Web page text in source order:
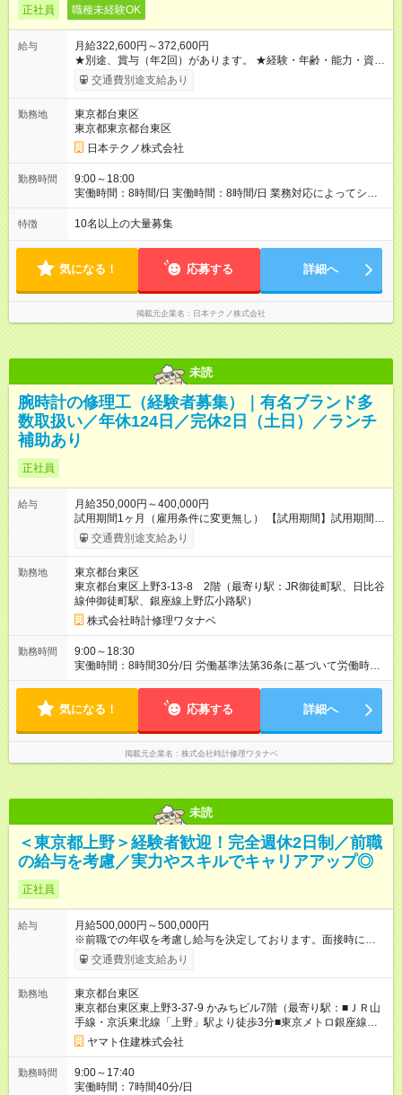
正社員 職種未経験OK
給与
月給322,600円～372,600円
★別途、賞与（年2回）があります。 ★経験・年齢・能力・資格
などを考慮して、加給優遇します。 ※3ヶ月間の試用期間があり
ます。期間中の雇用形態・給与・待遇に差異はありません。
給与は本採用時と同じです。
交通費別途支給あり
勤務地
東京都台東区
東京都東京都台東区
日本テクノ株式会社
勤務時間
9:00～18:00
実働時間：8時間/日 実働時間：8時間/日 業務対応によってシフ
ト勤務もあります
特徴 10名以上の大量募集
気になる！ 応募する 詳細へ
掲載元企業名 日本テクノ株式会社
未読
腕時計の修理工（経験者募集）｜有名ブランド多
数取扱い／年休124日／完休2日（土日）／ランチ
補助あり
正社員
給与
月給350,000円～400,000円
試用期間1ヶ月（雇用条件に変更無し） 【試用期間】試用期間あ
り 試用期間の長さ：1ヶ月 雇用形態、給与は本採用時と同じで
す。
交通費別途支給あり
勤務地
東京都台東区
東京都台東区上野3-13-8 2階（最寄り駅：JR御徒町駅、日比谷
線仲御徒町駅、銀座線上野広小路駅）
株式会社時計修理ワタナベ
勤務時間
9:00～18:30
実働時間：8時間30分/日 労働基準法第36条に基づいて労働時間
を算出しております（労働基準監督署承認済み）。 残業は月平
気になる！ 応募する 詳細へ
掲載元企業名 株式会社時計修理ワタナベ
未読
＜東京都上野＞経験者歓迎！完全週休2日制／前職
の給与を考慮／実力やスキルでキャリアアップ◎
正社員
給与
月給500,000円～500,000円
※前職での年収を考慮し給与を決定しております。面接時に遠慮
交通費別途支給あり
勤務地
東京都台東区
東京都台東区東上野3-37-9 かみちビル7階（最寄り駅：■ＪＲ山
手線・京浜東北線「上野」駅より徒歩3分■東京メトロ銀座線
「稲荷町」駅より徒歩3分）
ヤマト住建株式会社
勤務時間
9:00～17:40
実働時間：7時間40分/日